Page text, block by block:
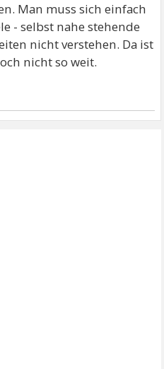
Man muss sich einfach
- selbst nahe stehende
nicht verstehen. Da ist
nicht so weit.